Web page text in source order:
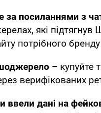
за посиланнями з
які підтягнув
потрібного
– купуйте
верифікованих
дані на